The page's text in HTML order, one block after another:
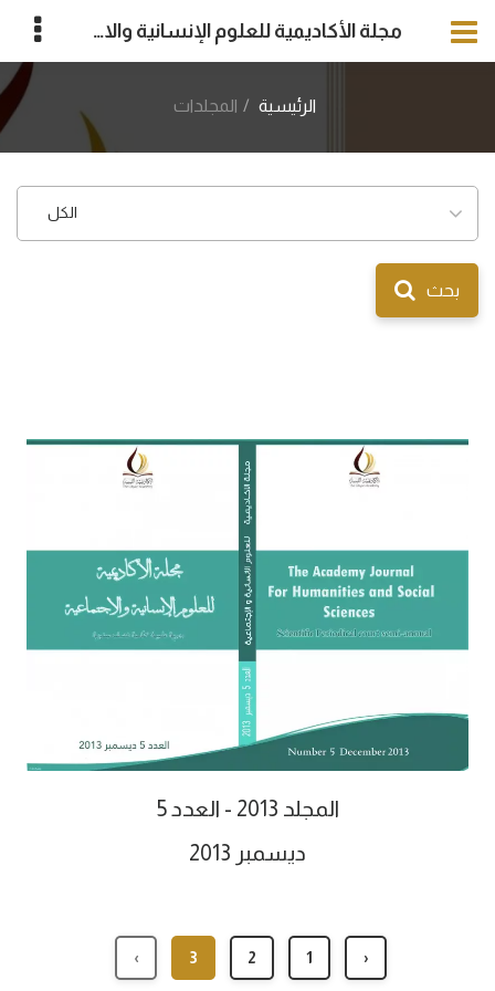
مجلة الأكاديمية للعلوم الإنسانية والاجتماعية
الرئيسية المجلدات
الكل
بحث
المجلد 2013 - العدد 5
ديسمبر 2013
‹
1
2
3
›